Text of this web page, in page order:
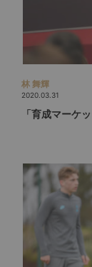
林 舞輝
2020.03.31
「育成マーケ